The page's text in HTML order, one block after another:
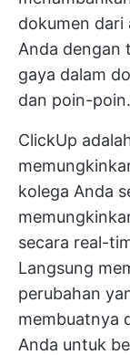
dokumen dari
Anda dengan
gaya dalam
dan poin-poin.
ClickUp
kolega Anda
secara real-
Langsung
perubahan
membuatnya
Anda untuk